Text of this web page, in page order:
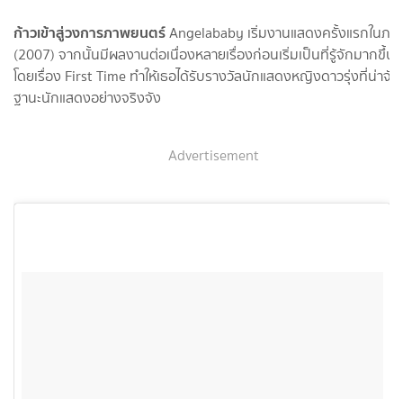
ก้าวเข้าสู่วงการภาพยนตร์Angelababy เริ่มงานแสดงครั้งแรกในภ
(2007) จากนั้นมีผลงานต่อเนื่องหลายเรื่องก่อนเริ่มเป็นที่รู้จักมากขึ้น
โดยเรื่อง First Time ทำให้เธอได้รับรางวัลนักแสดงหญิงดาวรุ่งที่น่าจั
ฐานะนักแสดงอย่างจริงจัง
Advertisement